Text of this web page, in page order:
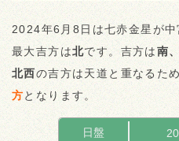
2024年6月8日は七赤金星が中
最大吉方は北です。吉方は南
北西の吉方は天道と重なるた
方となります。
日盤